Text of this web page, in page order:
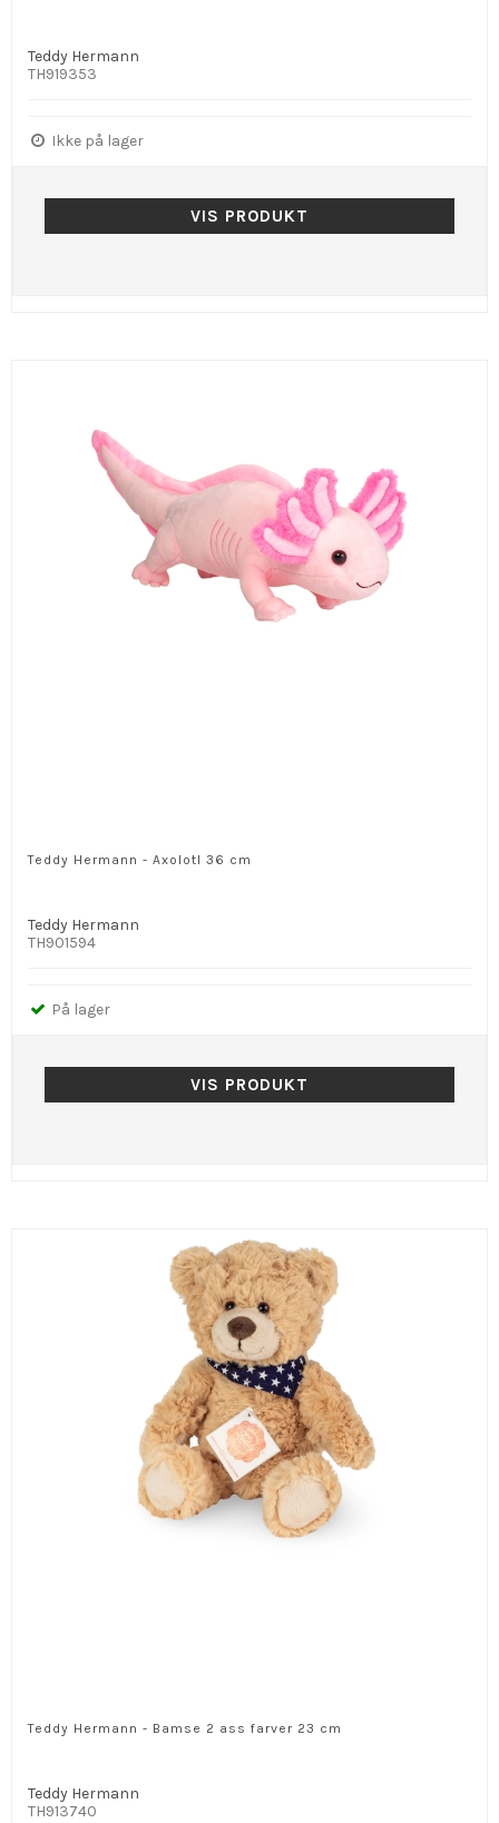
Teddy Hermann
TH919353
Ikke på lager
VIS PRODUKT
Teddy Hermann - Axolotl 36 cm
Teddy Hermann
TH901594
På lager
VIS PRODUKT
Teddy Hermann - Bamse 2 ass farver 23 cm
Teddy Hermann
TH913740